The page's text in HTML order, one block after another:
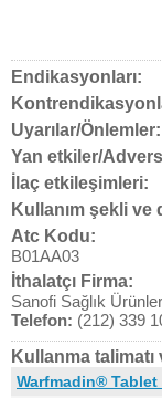
Endikasyonları:
Uyarılar/Önlemler:
Yan etkiler/
İlaç etkileşimleri:
Kullanım şekli ve
Atc Kodu:
B01AA03
İthalatçı Firma:
Sanofi Sağlık
Telefon: (212) 339
Kullanma
Warfmadin® Tablet